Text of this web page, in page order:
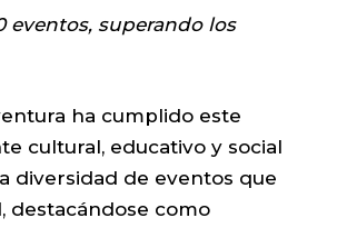
eventos, superando los
ha cumplido este
cultural, educativo y social
diversidad de eventos que
destacándose como